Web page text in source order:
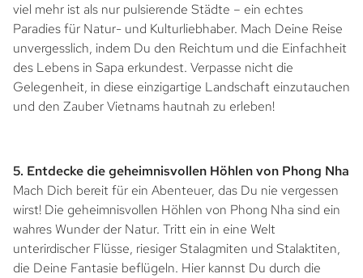
viel mehr ist als nur pulsierende Städte – ein echtes
Paradies für Natur- und Kulturliebhaber. Mach Deine Reise
unvergesslich, indem Du den Reichtum und die Einfachheit
des Lebens in Sapa erkundest. Verpasse nicht die
Gelegenheit, in diese einzigartige Landschaft einzutauchen
und den Zauber Vietnams hautnah zu erleben!
5. Entdecke die geheimnisvollen Höhlen von Phong Nha
Mach Dich bereit für ein Abenteuer, das Du nie vergessen
wirst! Die geheimnisvollen Höhlen von Phong Nha sind ein
wahres Wunder der Natur. Tritt ein in eine Welt
unterirdischer Flüsse, riesiger Stalagmiten und Stalaktiten,
die Deine Fantasie beflügeln. Hier kannst Du durch die